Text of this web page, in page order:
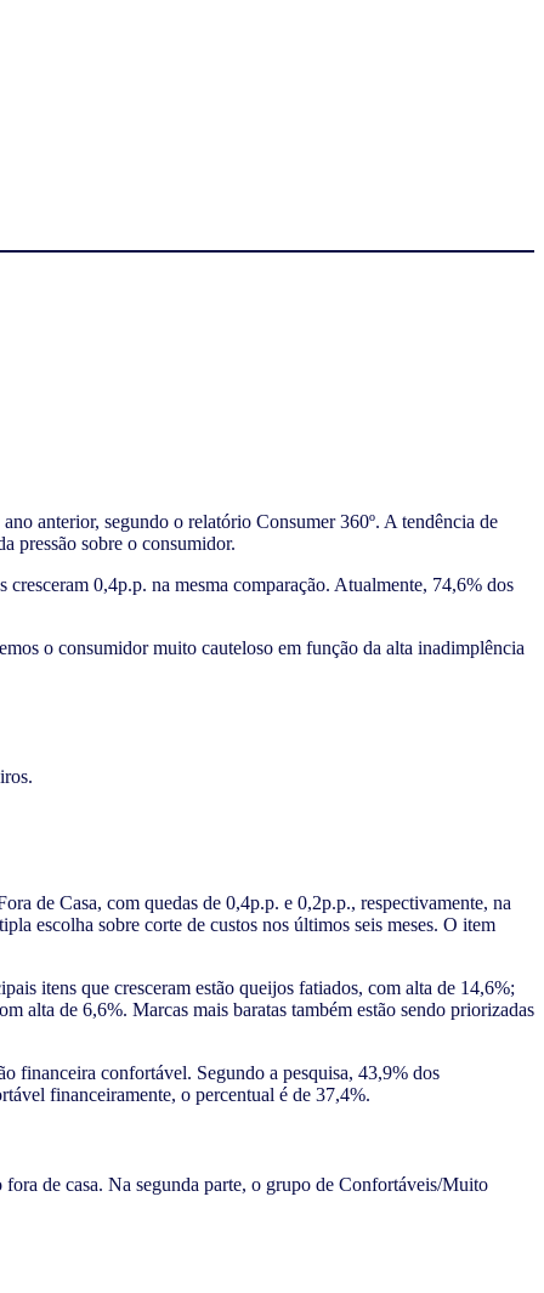
anterior, segundo o relatório Consumer 360º. A tendência de
pressão sobre o consumidor.
0,4p.p. na mesma comparação. Atualmente, 74,6% dos
o consumidor muito cauteloso em função da alta inadimplência
de Casa, com quedas de 0,4p.p. e 0,2p.p., respectivamente, na
escolha sobre corte de custos nos últimos seis meses. O item
itens que cresceram estão queijos fatiados, com alta de 14,6%;
alta de 6,6%. Marcas mais baratas também estão sendo priorizadas
financeira confortável. Segundo a pesquisa, 43,9% dos
financeiramente, o percentual é de 37,4%.